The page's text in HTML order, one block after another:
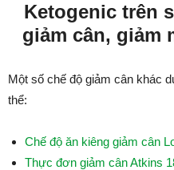
Ketogenic trên
giảm cân, giảm
Một số chế độ giảm cân khác
thể:
Chế độ ăn kiêng giảm cân
Thực đơn giảm cân Atkins